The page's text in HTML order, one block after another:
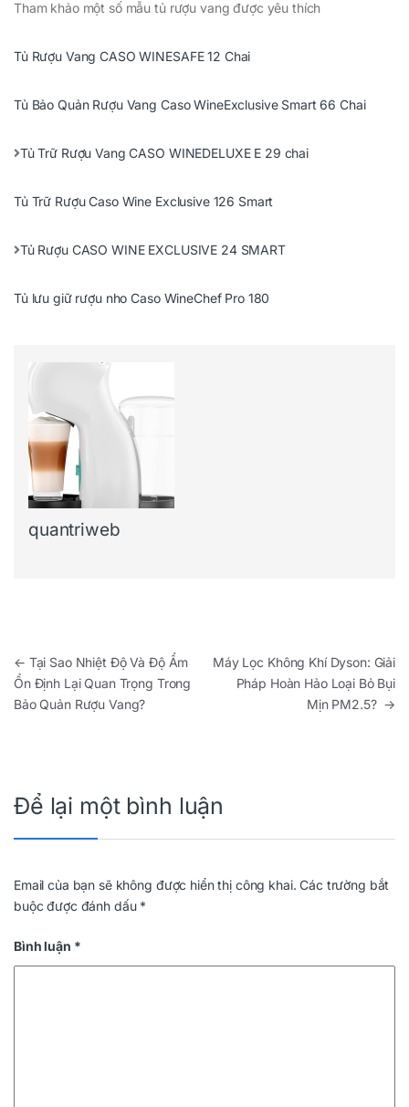
Tham khảo một số mẫu tủ rượu vang được yêu thích
Tủ Rượu Vang CASO WINESAFE 12 Chai
Tủ Bảo Quản Rượu Vang Caso WineExclusive Smart 66 Chai
Tủ Trữ Rượu Vang CASO WINEDELUXE E 29 chai
Tủ Trữ Rượu Caso Wine Exclusive 126 Smart
Tủ Rượu CASO WINE EXCLUSIVE 24 SMART
Tủ lưu giữ rượu nho Caso WineChef Pro 180
quantriweb
Điều hướng bài viết
← Tại Sao Nhiệt Độ Và Độ Ẩm
Ổn Định Lại Quan Trọng Trong
Bảo Quản Rượu Vang?
Máy Lọc Không Khí Dyson: Giải
Pháp Hoàn Hảo Loại Bỏ Bụi
Mịn PM2.5? →
Để lại một bình luận
Email của bạn sẽ không được hiển thị công khai. Các trường bắt
buộc được đánh dấu *
Bình luận *